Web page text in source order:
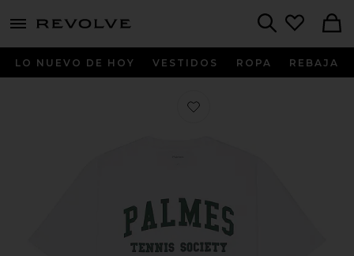
menu - shows more content
LO NUEVO DE HOY VESTIDOS ROPA REBAJA
Favorito CAMISETA IVAN